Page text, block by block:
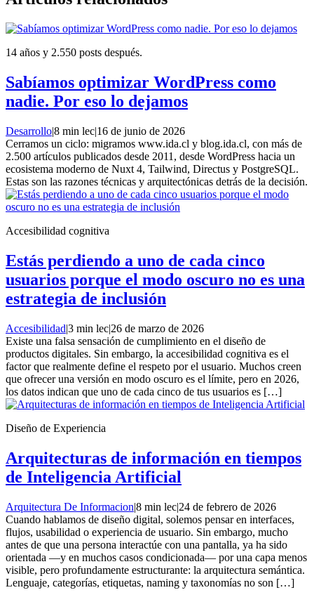
14 años y 2.550 posts después.
Sabíamos optimizar WordPress como
nadie. Por eso lo dejamos
Desarrollo|8 min lec|16 de junio de 2026
Cerramos un ciclo: migramos www.ida.cl y blog.ida.cl, con más de
2.500 artículos publicados desde 2011, desde WordPress hacia un
ecosistema moderno de Nuxt 4, Tailwind, Directus y PostgreSQL.
Estas son las razones técnicas y arquitectónicas detrás de la decisión.
Accesibilidad cognitiva
Estás perdiendo a uno de cada cinco
usuarios porque el modo oscuro no es una
estrategia de inclusión
Accesibilidad|3 min lec|26 de marzo de 2026
Existe una falsa sensación de cumplimiento en el diseño de
productos digitales. Sin embargo, la accesibilidad cognitiva es el
factor que realmente define el respeto por el usuario. Muchos creen
que ofrecer una versión en modo oscuro es el límite, pero en 2026,
los datos indican que uno de cada cinco de tus usuarios es […]
Diseño de Experiencia
Arquitecturas de información en tiempos
de Inteligencia Artificial
Arquitectura De Informacion|8 min lec|24 de febrero de 2026
Cuando hablamos de diseño digital, solemos pensar en interfaces,
flujos, usabilidad o experiencia de usuario. Sin embargo, mucho
antes de que una persona interactúe con una pantalla, ya ha sido
orientada —y en muchos casos condicionada— por una capa menos
visible, pero profundamente estructurante: la arquitectura semántica.
Lenguaje, categorías, etiquetas, naming y taxonomías no son […]